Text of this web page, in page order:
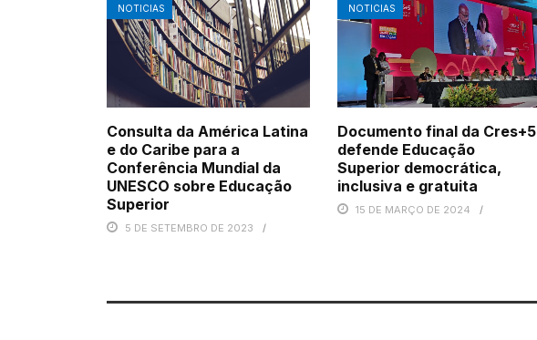
NOTICIAS
Consulta da América Latina
e do Caribe para a
Conferência Mundial da
UNESCO sobre Educação
Superior
5 DE SETEMBRO DE 2023
NOTICIAS
Documento final da Cres+5
defende Educação
Superior democrática,
inclusiva e gratuita
15 DE MARÇO DE 2024